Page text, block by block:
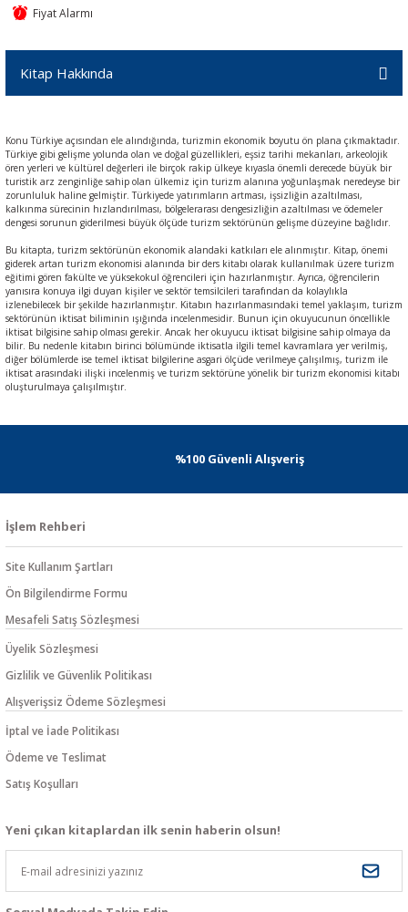
Fiyat Alarmı
Kitap Hakkında
Konu Türkiye açısından ele alındığında, turizmin ekonomik boyutu ön plana çıkmaktadır.
Türkiye gibi gelişme yolunda olan ve doğal güzellikleri, eşsiz tarihi mekanları, arkeolojik
ören yerleri ve kültürel değerleri ile birçok rakip ülkeye kıyasla önemli derecede büyük bir
turistik arz zenginliğe sahip olan ülkemiz için turizm alanına yoğunlaşmak neredeyse bir
zorunluluk haline gelmiştir. Türkiyede yatırımların artması, işsizliğin azaltılması,
kalkınma sürecinin hızlandırılması, bölgelerarası dengesizliğin azaltılması ve ödemeler
dengesi sorunun giderilmesi büyük ölçüde turizm sektörünün gelişme düzeyine bağlıdır.
Bu kitapta, turizm sektörünün ekonomik alandaki katkıları ele alınmıştır. Kitap, önemi
giderek artan turizm ekonomisi alanında bir ders kitabı olarak kullanılmak üzere turizm
eğitimi gören fakülte ve yüksekokul öğrencileri için hazırlanmıştır. Ayrıca, öğrencilerin
yanısıra konuya ilgi duyan kişiler ve sektör temsilcileri tarafından da kolaylıkla
izlenebilecek bir şekilde hazırlanmıştır. Kitabın hazırlanmasındaki temel yaklaşım, turizm
sektörünün iktisat biliminin ışığında incelenmesidir. Bunun için okuyucunun öncellikle
iktisat bilgisine sahip olması gerekir. Ancak her okuyucu iktisat bilgisine sahip olmaya da
bilir. Bu nedenle kitabın birinci bölümünde iktisatla ilgili temel kavramlara yer verilmiş,
diğer bölümlerde ise temel iktisat bilgilerine asgari ölçüde verilmeye çalışılmış, turizm ile
iktisat arasındaki ilişki incelenmiş ve turizm sektörüne yönelik bir turizm ekonomisi kitabı
oluşturulmaya çalışılmıştır.
%100 Güvenli Alışveriş
İşlem Rehberi
Site Kullanım Şartları
Ön Bilgilendirme Formu
Mesafeli Satış Sözleşmesi
Üyelik Sözleşmesi
Gizlilik ve Güvenlik Politikası
Alışverişsiz Ödeme Sözleşmesi
İptal ve İade Politikası
Ödeme ve Teslimat
Satış Koşulları
Yeni çıkan kitaplardan ilk senin haberin olsun!